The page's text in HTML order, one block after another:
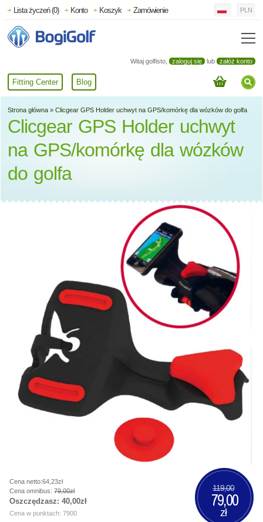
Witaj golfisto, zaloguj się lub załóż konto
Fitting Center Blog
Lista życzeń (0) Konto Koszyk Zamówienie PLN
Strona główna » Clicgear GPS Holder uchwyt na GPS/komórkę dla wózków do golfa
Clicgear GPS Holder uchwyt
na GPS/komórkę dla wózków
do golfa
Cena netto:64,23zł
Cena omnibus: 79,00zł
Oszczędzasz: 40,00zł
Cena w punktach: 7900
119,00
79,00
zł